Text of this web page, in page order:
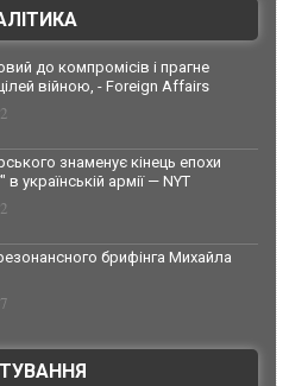
до компромісів і прагне
війною, - Foreign Affairs
знаменує кінець епохи
в українській армії — NYT
брифінга Михайла